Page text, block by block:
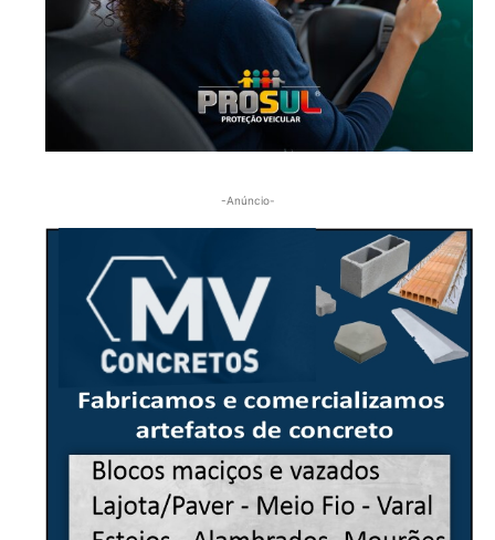
-Anúncio-